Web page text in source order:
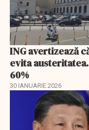
ING avertizează
evita
60%
30 IANUARIE 2026